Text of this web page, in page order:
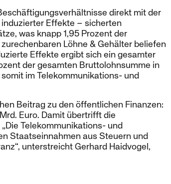
direkt mit der
Effekte – sicherten
was knapp 1,95 Prozent der
Löhne & Gehälter beliefen
Effekte ergibt sich ein gesamter
der gesamten Bruttolohnsumme in
im Telekommunikations- und
Beitrag zu den öffentlichen Finanzen:
Euro. Damit übertrifft die
Telekommunikations- und
Staatseinnahmen aus Steuern und
unterstreicht Gerhard Haidvogel,